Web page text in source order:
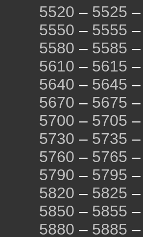
5520 – 5525 –
5550 – 5555 –
5580 – 5585 –
5610 – 5615 –
5640 – 5645 –
5670 – 5675 –
5700 – 5705 –
5730 – 5735 –
5760 – 5765 –
5790 – 5795 –
5820 – 5825 –
5850 – 5855 –
5880 – 5885 –